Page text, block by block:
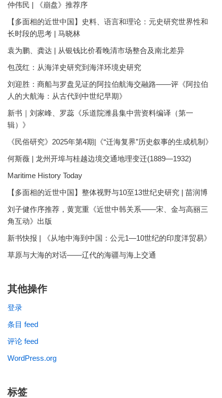
仲伟民 | 《崩盘》推荐序
【多面相的近世中国】史料、语言和理论：元史研究世界性和
长时段的思考 | 马晓林
袁为鹏、龚达 | 从银钱比价看晚清市场整合及南北差异
包茂红：从海洋史研究到海洋环境史研究
刘迎胜：商船与罗盘见证的阿拉伯航海交融路——评《阿拉伯
人的大航海：从古代到中世纪早期》
新书｜刘家峰、罗蕊《乐道院潍县集中营资料编译（第一
辑）》
《民俗研究》2025年第4期|《“迁海复界”历史叙事的生成机制》
何斯薇 | 龙州开埠与桂越边境交通地理变迁(1889—1932)
Maritime History Today
【多面相的近世中国】整体视野与10至13世纪史研究 | 苗润博
刘子健作序推荐，黄宽重《近世中韩关系——宋、金与高丽三
角互动》出版
新书快报 | 《从地中海到中国：公元1—10世纪的印度洋贸易》
草原与大海的对话——辽代的海疆与海上交通
其他操作
登录
条目 feed
评论 feed
WordPress.org
标签